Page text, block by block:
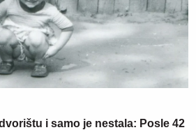
i samo je nestala: Posle 42